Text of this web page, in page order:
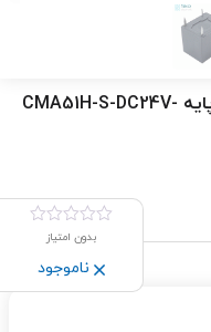
رله خودرویی بچه میلیون 24ولت 5 پایه CMA51H-S-DC24V-
بدون امتیاز
ناموجود